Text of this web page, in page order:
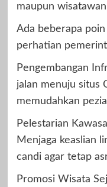
maupun
Ada beberapa
perhatian
Pengembangan
jalan menuju situs
memudahkan
Pelestarian
Menjaga keaslian
candi agar tetap
Promosi Wisata